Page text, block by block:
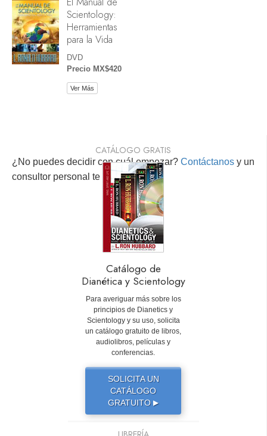
Scientology:
Herramientas
para la Vida
DVD
Precio MX$420
Ver Más
¿No puedes decidir con cuál empezar? Contáctanos y un
consultor personal te ayudará.
CATÁLOGO GRATIS
Catálogo de
Dianética y Scientology
Para averiguar más sobre los
principios de Dianetics y
Scientology y su uso, solicita
un catálogo gratuito de libros,
audiolibros, películas y
conferencias.
SOLICITA UN
CATÁLOGO
GRATUITO ▶